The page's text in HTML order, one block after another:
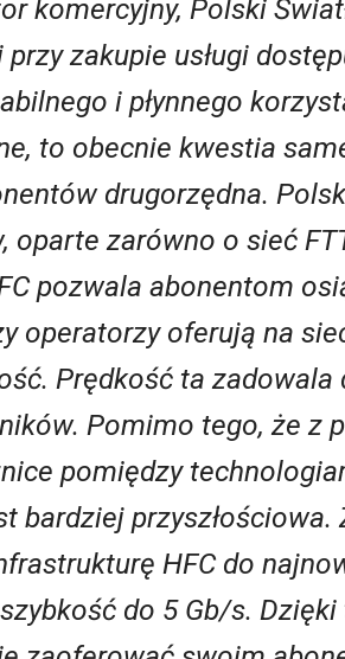
komercyjny, Polski
zakupie usługi
i płynnego
to obecnie kwestia
drugorzędna.
zarówno o sieć
pozwala abonentom
operatorzy oferują na
Prędkość ta
Pomimo tego, że z
pomiędzy
bardziej
HFC do
do 5 Gb/s.